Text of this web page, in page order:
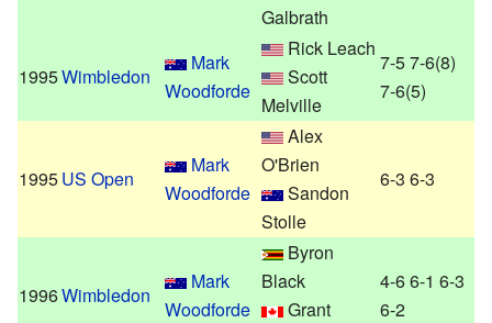
Galbrath
1995Wimbledon
Mark
Woodforde
Rick Leach
Scott
Melville
7-5 7-6(8)
7-6(5)
1995US Open
Mark
Woodforde
Alex
O'Brien
Sandon
Stolle
6-3 6-3
1996Wimbledon
Mark
Woodforde
Byron
Black
Grant
4-6 6-1 6-3
6-2